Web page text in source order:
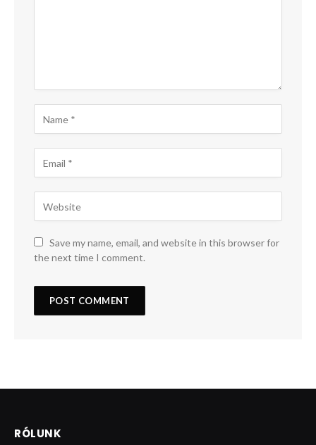
Save my name, email, and website in this browser for
the next time I comment.
RÓLUNK